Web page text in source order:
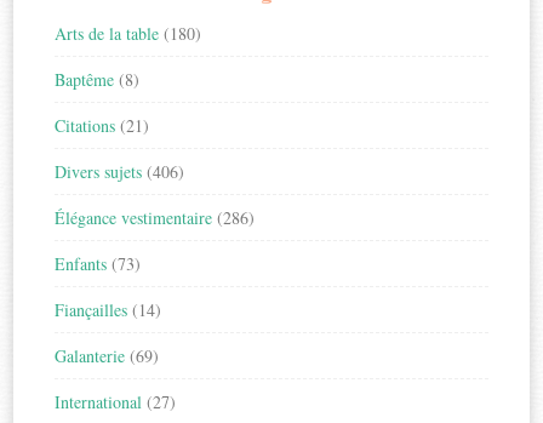
Arts de la table (180)
Baptême (8)
Citations (21)
Divers sujets (406)
Élégance vestimentaire (286)
Enfants (73)
Fiançailles (14)
Galanterie (69)
International (27)